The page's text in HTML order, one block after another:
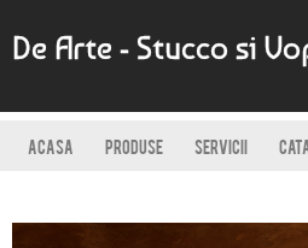
De Arte - Stucco si
ACASA PRODUSE SERVICII